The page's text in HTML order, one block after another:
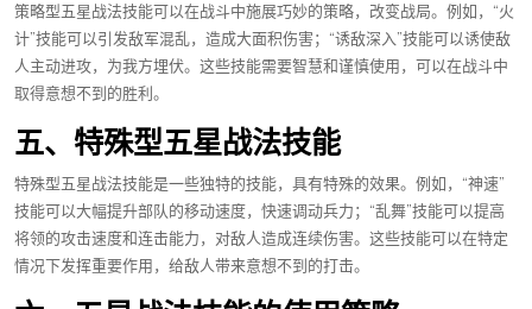
策略型五星战法技能可以在战斗中施展巧妙的策略，改变战局。例如，“火
计”技能可以引发敌军混乱，造成大面积伤害；“诱敌深入”技能可以诱使敌
人主动进攻，为我方埋伏。这些技能需要智慧和谨慎使用，可以在战斗中
取得意想不到的胜利。
五、特殊型五星战法技能
特殊型五星战法技能是一些独特的技能，具有特殊的效果。例如，“神速”
技能可以大幅提升部队的移动速度，快速调动兵力；“乱舞”技能可以提高
将领的攻击速度和连击能力，对敌人造成连续伤害。这些技能可以在特定
情况下发挥重要作用，给敌人带来意想不到的打击。